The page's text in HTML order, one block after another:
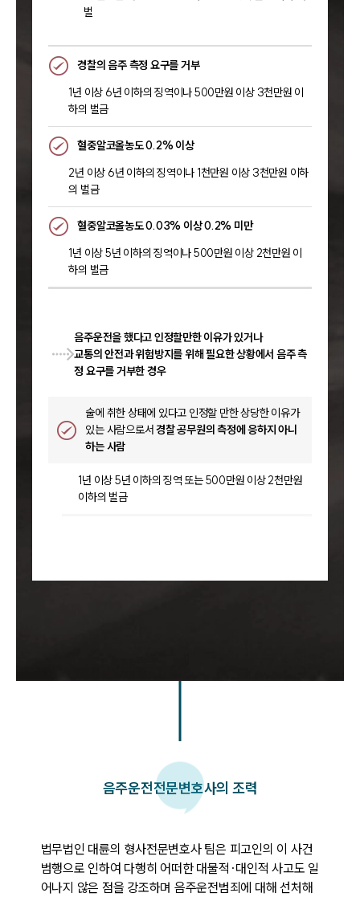
벌
경찰의 음주 측정 요구를 거부
1년 이상 6년 이하의 징역이나 500만원 이상 3천만원 이
하의 벌금
혈중알코올농도 0.2% 이상
2년 이상 6년 이하의 징역이나 1천만원 이상 3천만원 이하
의 벌금
혈중알코올농도 0.03% 이상 0.2% 미만
1년 이상 5년 이하의 징역이나 500만원 이상 2천만원 이
하의 벌금
음주운전을 했다고 인정할만한 이유가 있거나
교통의 안전과 위험방지를 위해 필요한 상황에서 음주 측
정 요구를 거부한 경우
술에 취한 상태에 있다고 인정할 만한 상당한 이유가
있는 사람으로서경찰 공무원의 측정에 응하지 아니
하는 사람
1년 이상 5년 이하의 징역 또는 500만원 이상 2천만원
이하의 벌금
음주운전전문변호사의 조력
법무법인 대륜의 형사전문변호사 팀은 피고인의 이 사건
범행으로 인하여 다행히 어떠한 대물적·대인적 사고도 일
어나지 않은 점을 강조하며 음주운전범죄에 대해 선처해